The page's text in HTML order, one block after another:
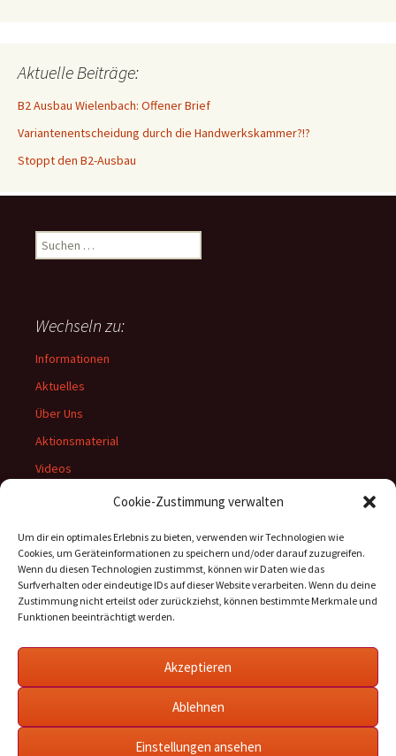
Cookie-Zustimmung verwalten
Um dir ein optimales Erlebnis zu bieten, verwenden wir Technologien wie
Cookies, um Geräteinformationen zu speichern und/oder darauf zuzugreifen.
Wenn du diesen Technologien zustimmst, können wir Daten wie das
Surfverhalten oder eindeutige IDs auf dieser Website verarbeiten. Wenn du deine
Zustimmung nicht erteilst oder zurückziehst, können bestimmte Merkmale und
Funktionen beeinträchtigt werden.
Akzeptieren
Ablehnen
Einstellungen ansehen
Aktuelle Beiträge:
B2 Ausbau Wielenbach: Offener Brief
Variantenentscheidung durch die Handwerkskammer?!?
Stoppt den B2-Ausbau
Suchen
nach:
Wechseln zu:
Informationen
Aktuelles
Über Uns
Aktionsmaterial
Videos
Rechtliches:
Datenschutzerklärung